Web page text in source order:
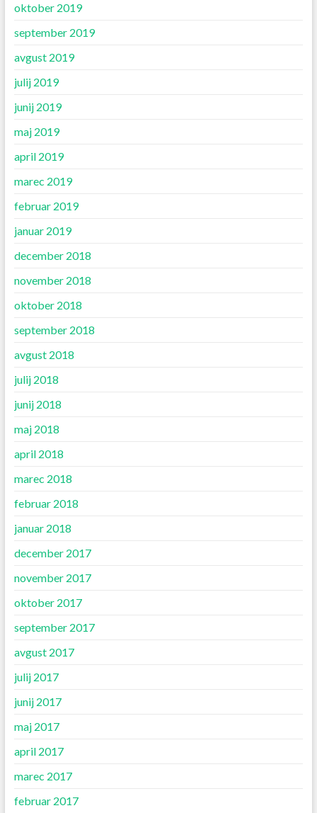
oktober 2019
september 2019
avgust 2019
julij 2019
junij 2019
maj 2019
april 2019
marec 2019
februar 2019
januar 2019
december 2018
november 2018
oktober 2018
september 2018
avgust 2018
julij 2018
junij 2018
maj 2018
april 2018
marec 2018
februar 2018
januar 2018
december 2017
november 2017
oktober 2017
september 2017
avgust 2017
julij 2017
junij 2017
maj 2017
april 2017
marec 2017
februar 2017